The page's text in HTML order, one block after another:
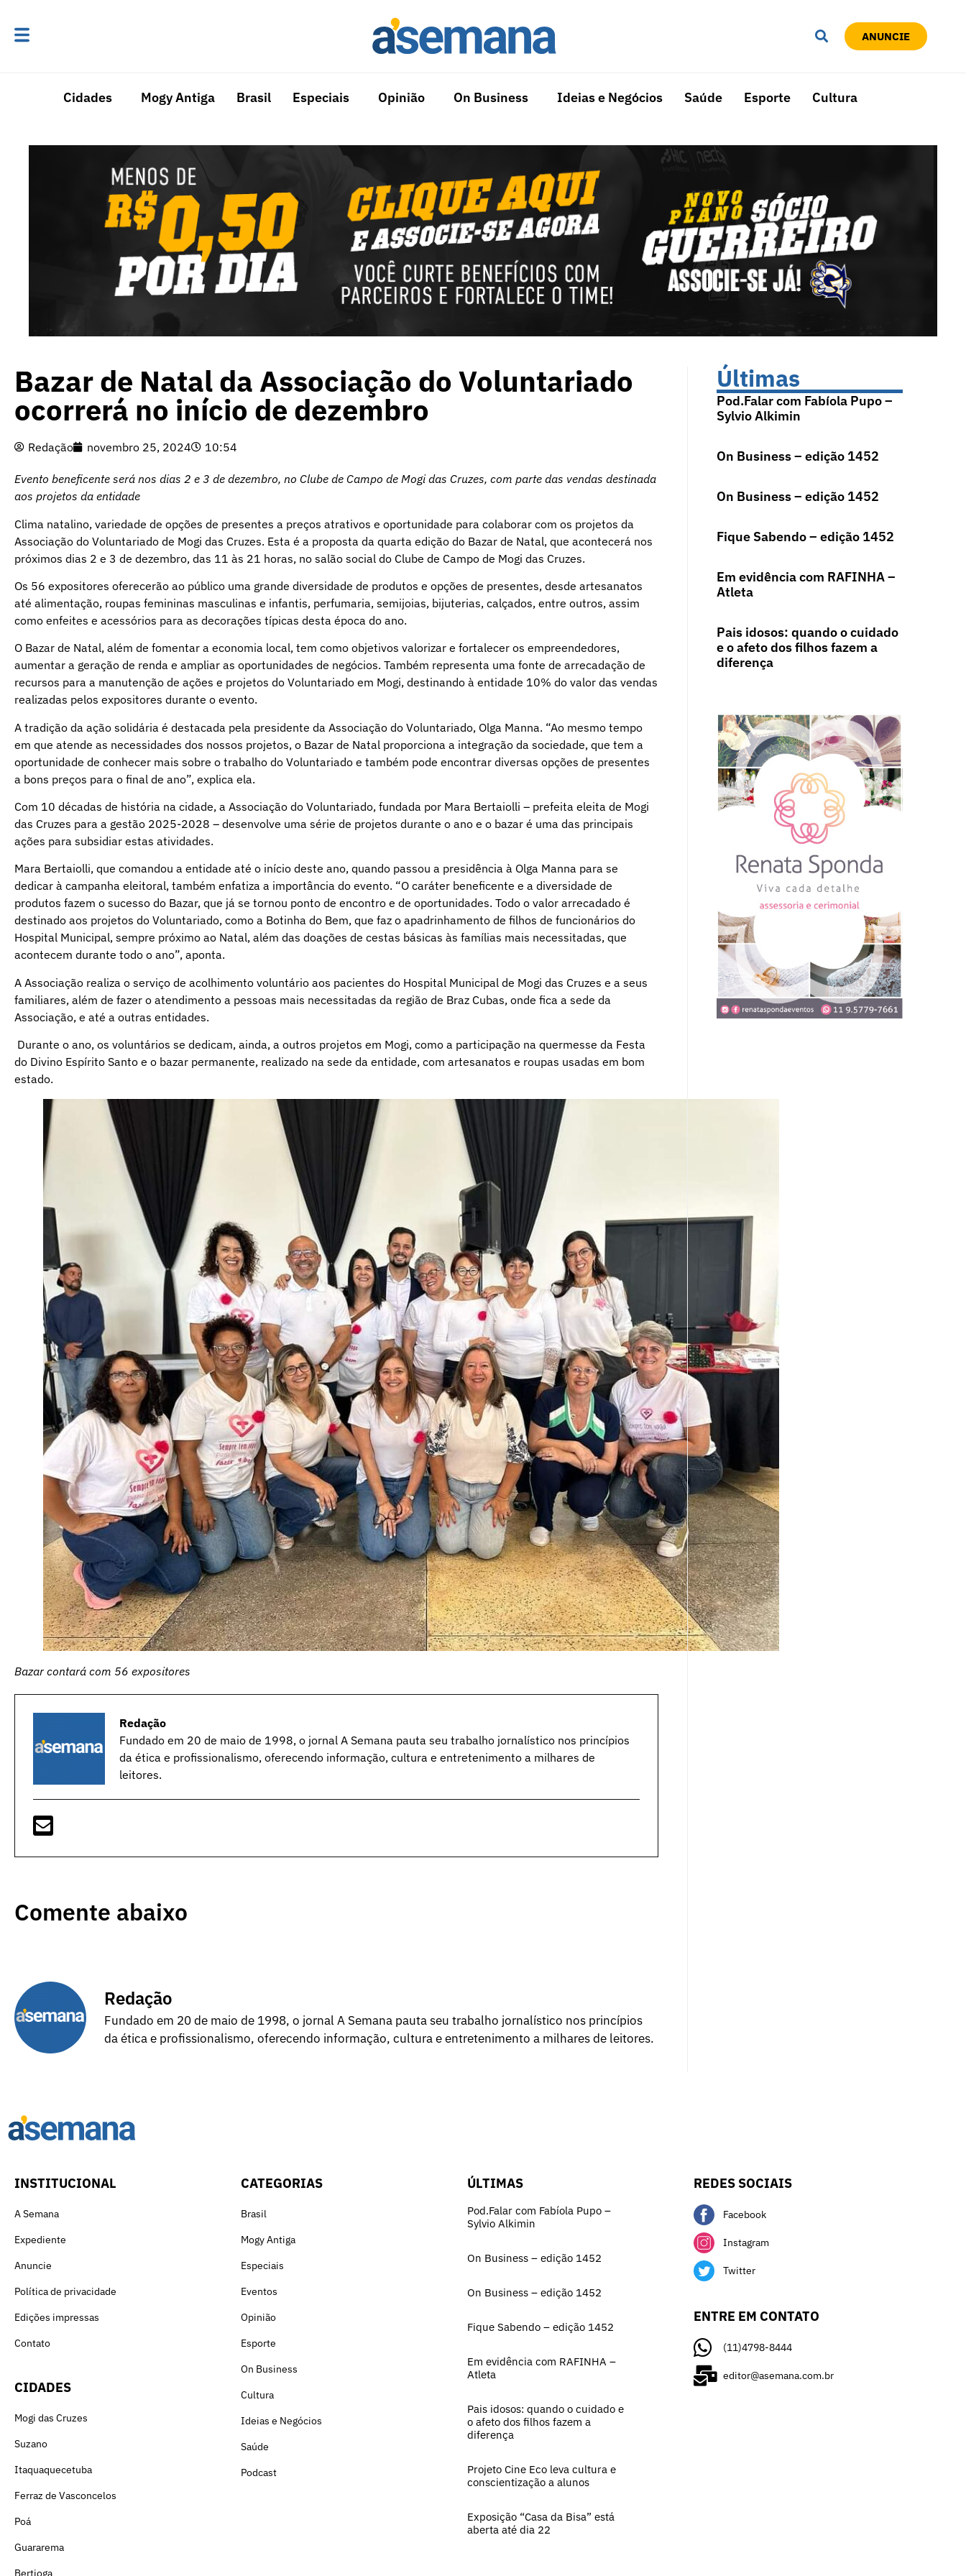
ANUNCIE
Cidades Mogy Antiga Brasil Especiais Opinião On Business Ideias e Negócios Saúde Esporte Cultura
Bazar de Natal da Associação do Voluntariado
ocorrerá no início de dezembro
Redação novembro 25, 2024 10:54
Evento beneficente será nos dias 2 e 3 de dezembro, no Clube de Campo de Mogi das Cruzes, com parte das vendas destinada
aos projetos da entidade
Clima natalino, variedade de opções de presentes a preços atrativos e oportunidade para colaborar com os projetos da
Associação do Voluntariado de Mogi das Cruzes. Esta é a proposta da quarta edição do Bazar de Natal, que acontecerá nos
próximos dias 2 e 3 de dezembro, das 11 às 21 horas, no salão social do Clube de Campo de Mogi das Cruzes.
Os 56 expositores oferecerão ao público uma grande diversidade de produtos e opções de presentes, desde artesanatos
até alimentação, roupas femininas masculinas e infantis, perfumaria, semijoias, bijuterias, calçados, entre outros, assim
como enfeites e acessórios para as decorações típicas desta época do ano.
O Bazar de Natal, além de fomentar a economia local, tem como objetivos valorizar e fortalecer os empreendedores,
aumentar a geração de renda e ampliar as oportunidades de negócios. Também representa uma fonte de arrecadação de
recursos para a manutenção de ações e projetos do Voluntariado em Mogi, destinando à entidade 10% do valor das vendas
realizadas pelos expositores durante o evento.
A tradição da ação solidária é destacada pela presidente da Associação do Voluntariado, Olga Manna. “Ao mesmo tempo
em que atende as necessidades dos nossos projetos, o Bazar de Natal proporciona a integração da sociedade, que tem a
oportunidade de conhecer mais sobre o trabalho do Voluntariado e também pode encontrar diversas opções de presentes
a bons preços para o final de ano”, explica ela.
Com 10 décadas de história na cidade, a Associação do Voluntariado, fundada por Mara Bertaiolli – prefeita eleita de Mogi
das Cruzes para a gestão 2025-2028 – desenvolve uma série de projetos durante o ano e o bazar é uma das principais
ações para subsidiar estas atividades.
Mara Bertaiolli, que comandou a entidade até o início deste ano, quando passou a presidência à Olga Manna para se
dedicar à campanha eleitoral, também enfatiza a importância do evento. “O caráter beneficente e a diversidade de
produtos fazem o sucesso do Bazar, que já se tornou ponto de encontro e de oportunidades. Todo o valor arrecadado é
destinado aos projetos do Voluntariado, como a Botinha do Bem, que faz o apadrinhamento de filhos de funcionários do
Hospital Municipal, sempre próximo ao Natal, além das doações de cestas básicas às famílias mais necessitadas, que
acontecem durante todo o ano”, aponta.
A Associação realiza o serviço de acolhimento voluntário aos pacientes do Hospital Municipal de Mogi das Cruzes e a seus
familiares, além de fazer o atendimento a pessoas mais necessitadas da região de Braz Cubas, onde fica a sede da
Associação, e até a outras entidades.
Durante o ano, os voluntários se dedicam, ainda, a outros projetos em Mogi, como a participação na quermesse da Festa
do Divino Espírito Santo e o bazar permanente, realizado na sede da entidade, com artesanatos e roupas usadas em bom
estado.
Bazar contará com 56 expositores
Redação
Fundado em 20 de maio de 1998, o jornal A Semana pauta seu trabalho jornalístico nos princípios
da ética e profissionalismo, oferecendo informação, cultura e entretenimento a milhares de
leitores.
Comente abaixo
Redação
Fundado em 20 de maio de 1998, o jornal A Semana pauta seu trabalho jornalístico nos princípios
da ética e profissionalismo, oferecendo informação, cultura e entretenimento a milhares de leitores.
Últimas
Pod.Falar com Fabíola Pupo –
Sylvio Alkimin
On Business – edição 1452
On Business – edição 1452
Fique Sabendo – edição 1452
Em evidência com RAFINHA –
Atleta
Pais idosos: quando o cuidado
e o afeto dos filhos fazem a
diferença
INSTITUCIONAL
A Semana
Expediente
Anuncie
Política de privacidade
Edições impressas
Contato
CIDADES
Mogi das Cruzes
Suzano
Itaquaquecetuba
Ferraz de Vasconcelos
Poá
Guararema
Bertioga
CATEGORIAS
Brasil
Mogy Antiga
Especiais
Eventos
Opinião
Esporte
On Business
Cultura
Ideias e Negócios
Saúde
Podcast
ÚLTIMAS
Pod.Falar com Fabíola Pupo –
Sylvio Alkimin
On Business – edição 1452
On Business – edição 1452
Fique Sabendo – edição 1452
Em evidência com RAFINHA –
Atleta
Pais idosos: quando o cuidado e
o afeto dos filhos fazem a
diferença
Projeto Cine Eco leva cultura e
conscientização a alunos
Exposição “Casa da Bisa” está
aberta até dia 22
REDES SOCIAIS
Facebook
Instagram
Twitter
ENTRE EM CONTATO
(11)4798-8444
editor@asemana.com.br